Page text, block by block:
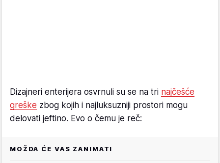
Dizajneri enterijera osvrnuli su se na tri najčešće
greške zbog kojih i najluksuzniji prostori mogu
delovati jeftino. Evo o čemu je reč:
MOŽDA ĆE VAS ZANIMATI